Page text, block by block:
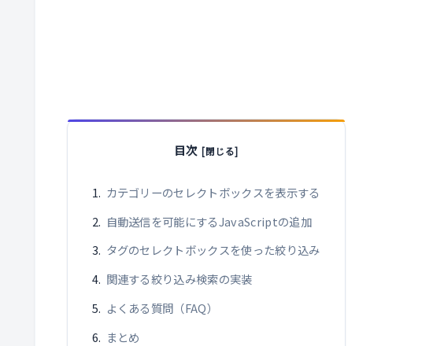
目次
カテゴリーのセレクトボックスを表示する
自動送信を可能にするJavaScriptの追加
タグのセレクトボックスを使った絞り込み
関連する絞り込み検索の実装
よくある質問（FAQ）
まとめ